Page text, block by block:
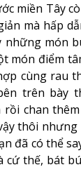
miền Tây
mà hấp
những món
món điểm
cùng rau
trên bày
chan
thôi
đã có thể
cứ thế, bát